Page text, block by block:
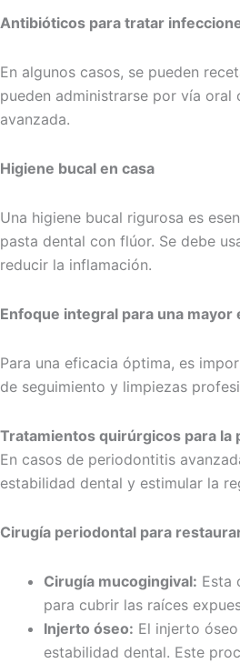
Antibióticos para tratar
En algunos casos, se pueden
pueden administrarse por vía
avanzada.
Higiene bucal en casa
Una higiene bucal rigurosa es
pasta dental con flúor. Se debe
reducir la inflamación.
Enfoque integral para una mayor
Para una eficacia óptima, es
de seguimiento y limpiezas
Tratamientos quirúrgicos para la
En casos de periodontitis
estabilidad dental y estimular la
Cirugía periodontal para
Cirugía mucogingival: Esta
para cubrir las raíces
Injerto óseo: El injerto
estabilidad dental. Este